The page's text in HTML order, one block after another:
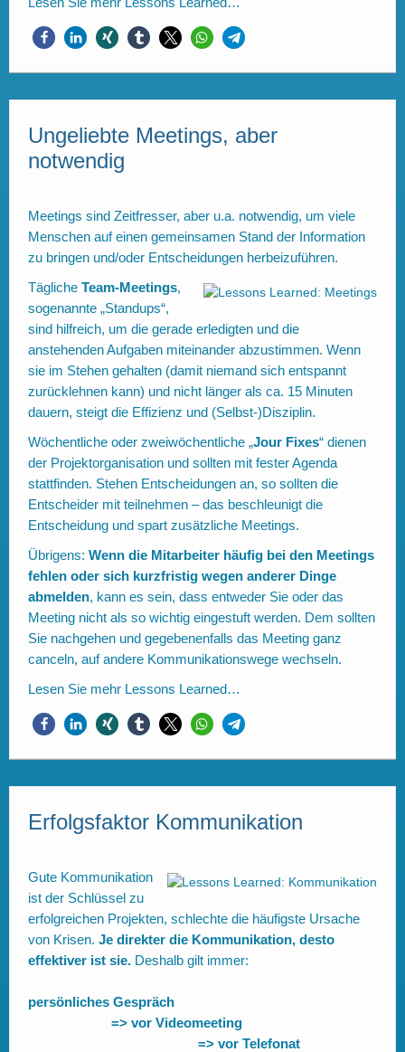
Ungeliebte Meetings, aber
notwendig
Meetings sind Zeitfresser, aber u.a. notwendig, um viele
Menschen auf einen gemeinsamen Stand der Information
zu bringen und/oder Entscheidungen herbeizuführen.
Tägliche Team-Meetings,
sogenannte „Standups“,
sind hilfreich, um die gerade erledigten und die
anstehenden Aufgaben miteinander abzustimmen. Wenn
sie im Stehen gehalten (damit niemand sich entspannt
zurücklehnen kann) und nicht länger als ca. 15 Minuten
dauern, steigt die Effizienz und (Selbst-)Disziplin.
Wöchentliche oder zweiwöchentliche „Jour Fixes“ dienen
der Projektorganisation und sollten mit fester Agenda
stattfinden. Stehen Entscheidungen an, so sollten die
Entscheider mit teilnehmen – das beschleunigt die
Entscheidung und spart zusätzliche Meetings.
Übrigens: Wenn die Mitarbeiter häufig bei den Meetings
fehlen oder sich kurzfristig wegen anderer Dinge
abmelden, kann es sein, dass entweder Sie oder das
Meeting nicht als so wichtig eingestuft werden. Dem sollten
Sie nachgehen und gegebenenfalls das Meeting ganz
canceln, auf andere Kommunikationswege wechseln.
Lesen Sie mehr Lessons Learned…
Erfolgsfaktor Kommunikation
Gute Kommunikation
ist der Schlüssel zu
erfolgreichen Projekten, schlechte die häufigste Ursache
von Krisen. Je direkter die Kommunikation, desto
effektiver ist sie. Deshalb gilt immer:
persönliches Gespräch
=> vor Videomeeting
=> vor Telefonat